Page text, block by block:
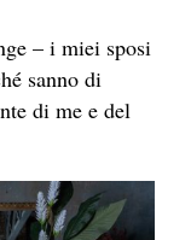
– i miei sposi
sanno di
di me e del